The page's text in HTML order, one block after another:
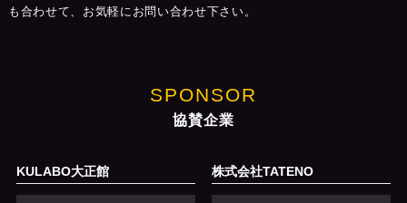
も合わせて、お気軽にお問い合わせ下さい。
SPONSOR
協賛企業
KULABO大正館 株式会社TATENO